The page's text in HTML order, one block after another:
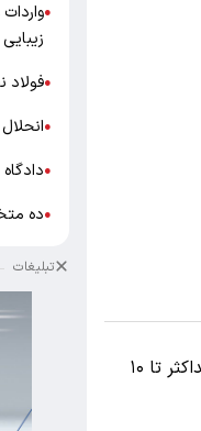
حمید پورمحمدی، رئیس سازمان برنامه و بودجه، اعلام کرد که مطالبات گندمکاران حداکثر تا ۱۰
●
●فولاد
●
●
●ده
تبلیغات